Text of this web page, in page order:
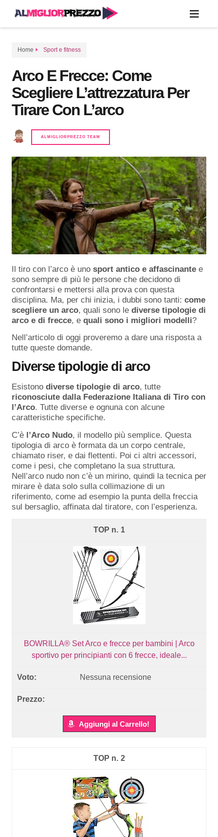
Home Sport e fitness
Arco E Frecce: Come
Scegliere L’attrezzatura Per
Tirare Con L’arco
ALMIGLIORPREZZO TEAM
Il tiro con l’arco è uno sport antico e affascinante e
sono sempre di più le persone che decidono di
confrontarsi e mettersi alla prova con questa
disciplina. Ma, per chi inizia, i dubbi sono tanti: come
scegliere un arco, quali sono le diverse tipologie di
arco e di frecce, e quali sono i migliori modelli?
Nell’articolo di oggi proveremo a dare una risposta a
tutte queste domande.
Diverse tipologie di arco
Esistono diverse tipologie di arco, tutte
riconosciute dalla Federazione Italiana di Tiro con
l’Arco. Tutte diverse e ognuna con alcune
caratteristiche specifiche.
C’è l’Arco Nudo, il modello più semplice. Questa
tipologia di arco è formata da un corpo centrale,
chiamato riser, e dai flettenti. Poi ci altri accessori,
come i pesi, che completano la sua struttura.
Nell’arco nudo non c’è un mirino, quindi la tecnica per
mirare è data solo sulla collimazione di un
riferimento, come ad esempio la punta della freccia
sul bersaglio, affinata dal tiratore, con l’esperienza.
1
BOWRILLA® Set Arco e frecce per bambini | Arco
sportivo per principianti con 6 frecce, ideale...
Nessuna recensione
Aggiungi al Carrello!
2